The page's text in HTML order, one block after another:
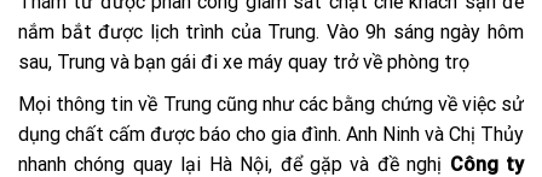
nắm bắt được lịch trình của Trung. Vào 9h sáng ngày hôm
sau, Trung và bạn gái đi xe máy quay trở về phòng trọ
Mọi thông tin về Trung cũng như các bằng chứng về việc sử
dụng chất cấm được báo cho gia đình. Anh Ninh và Chị Thủy
nhanh chóng quay lại Hà Nội, để gặp và đề nghị Công ty